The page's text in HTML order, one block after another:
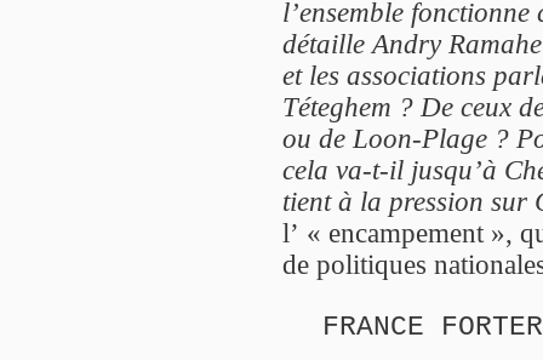
l’ensemble fonctionne
détaille Andry
et les associations
Téteghem ? De ceux
ou de Loon-Plage ?
cela va-t-il jusqu’à
tient à la pression sur
l’ « encampement »,
de politiques
FRANCE